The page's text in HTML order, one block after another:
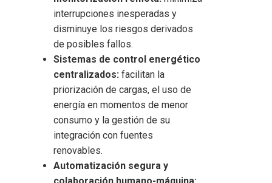
interrupciones inesperadas y
disminuye los riesgos derivados
de posibles fallos.
Sistemas de control energético
centralizados: facilitan la
priorización de cargas, el uso de
energía en momentos de menor
consumo y la gestión de su
integración con fuentes
renovables.
Automatización segura y